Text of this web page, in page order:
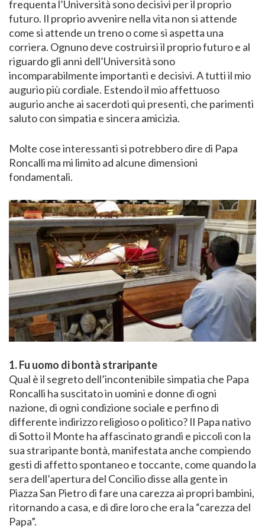
frequenta l’Università sono decisivi per il proprio
futuro. Il proprio avvenire nella vita non si attende
come si attende un treno o come si aspetta una
corriera. Ognuno deve costruirsi il proprio futuro e al
riguardo gli anni dell’Università sono
incomparabilmente importanti e decisivi. A tutti il mio
augurio più cordiale. Estendo il mio affettuoso
augurio anche ai sacerdoti qui presenti, che parimenti
saluto con simpatia e sincera amicizia.
Molte cose interessanti si potrebbero dire di Papa
Roncalli ma mi limito ad alcune dimensioni
fondamentali.
1. Fu uomo di bontà straripante
Qual è il segreto dell’incontenibile simpatia che Papa
Roncalli ha suscitato in uomini e donne di ogni
nazione, di ogni condizione sociale e perfino di
differente indirizzo religioso o politico? Il Papa nativo
di Sotto il Monte ha affascinato grandi e piccoli con la
sua straripante bontà, manifestata anche compiendo
gesti di affetto spontaneo e toccante, come quando la
sera dell’apertura del Concilio disse alla gente in
Piazza San Pietro di fare una carezza ai propri bambini,
ritornando a casa, e di dire loro che era la “carezza del
Papa”.